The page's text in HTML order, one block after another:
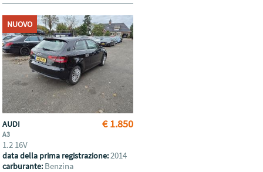
NUOVO
€ 1.850
AUDI
A3
1.2 16V
data della prima registrazione:2014
carburante: Benzina